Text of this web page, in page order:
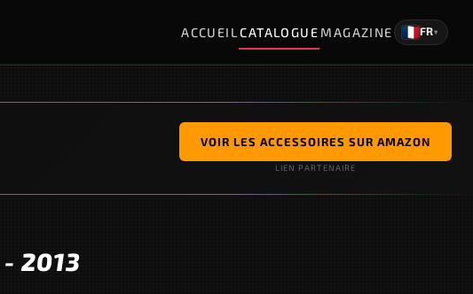
ACCUEILCATALOGUE MAGAZINE FR▾
VOIR LES ACCESSOIRES SUR AMAZON
LIEN PARTENAIRE
- 2013